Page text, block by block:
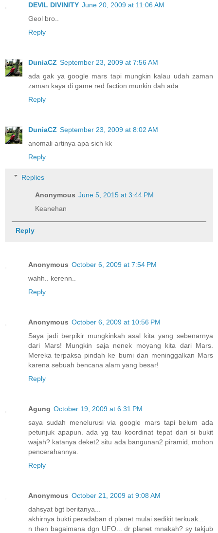
DEVIL DIVINITY June 20, 2009 at 11:06 AM
Geol bro..
Reply
DuniaCZ September 23, 2009 at 7:56 AM
ada gak ya google mars tapi mungkin kalau udah zaman
zaman kaya di game red faction munkin dah ada
Reply
DuniaCZ September 23, 2009 at 8:02 AM
anomali artinya apa sich kk
Reply
Replies
Anonymous June 5, 2015 at 3:44 PM
Keanehan
Reply
Anonymous October 6, 2009 at 7:54 PM
wahh.. kerenn..
Reply
Anonymous October 6, 2009 at 10:56 PM
Saya jadi berpikir mungkinkah asal kita yang sebenarnya
dari Mars! Mungkin saja nenek moyang kita dari Mars.
Mereka terpaksa pindah ke bumi dan meninggalkan Mars
karena sebuah bencana alam yang besar!
Reply
Agung October 19, 2009 at 6:31 PM
saya sudah menelurusi via google mars tapi belum ada
petunjuk apapun. ada yg tau koordinat tepat dari si bukit
wajah? katanya deket2 situ ada bangunan2 piramid, mohon
pencerahannya.
Reply
Anonymous October 21, 2009 at 9:08 AM
dahsyat bgt beritanya...
akhirnya bukti peradaban d planet mulai sedikit terkuak...
n then bagaimana dgn UFO... dr planet mnakah? sy takjub